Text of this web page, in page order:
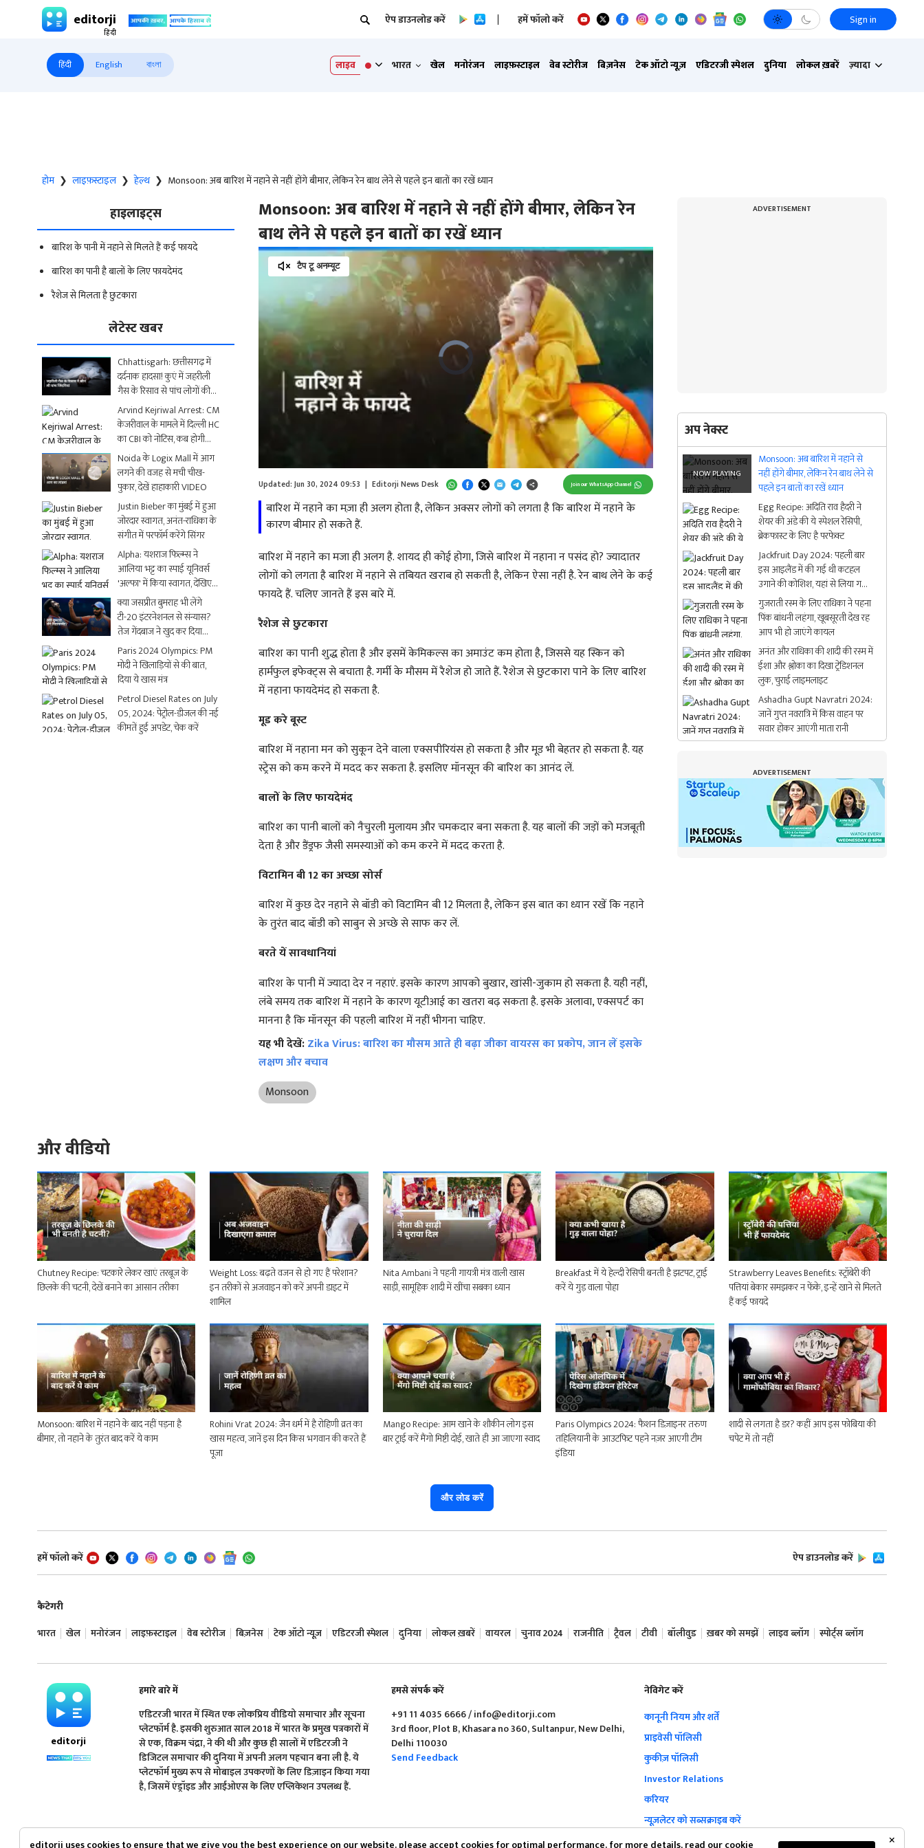
editorji ऐप डाउनलोड करें हमें फॉलो करें Sign in
हिंदी English বাংলা लाइव भारत खेल मनोरंजन लाइफ़स्टाइल वेब स्टोरीज बिज़नेस टेक ऑटो न्यूज़ एडिटरजी स्पेशल दुनिया लोकल ख़बरें ज़्यादा
होम ❯ लाइफ़स्टाइल ❯ हेल्थ ❯ Monsoon: अब बारिश में नहाने से नहीं होंगे बीमार, लेकिन रेन बाथ लेने से पहले इन बातों का रखें ध्यान
हाइलाइट्स
बारिश के पानी में नहाने से मिलते हैं कई फायदे
बारिश का पानी है बालों के लिए फायदेमंद
रैशेज से मिलता है छुटकारा
लेटेस्ट खबर
Chhattisgarh: छत्तीसगढ़ में
दर्दनाक हादसा! कुएं में जहरीली
गैस के रिसाव से पांच लोगों की
मौत
Arvind Kejriwal Arrest: CM
केजरीवाल के मामले में दिल्ली HC
का CBI को नोटिस, कब होगी
अगली सुनवाई?
Noida के Logix Mall में आग
लगने की वजह से मची चीख-
पुकार, देखें हाहाकारी VIDEO
Justin Bieber का मुंबई में हुआ
जोरदार स्वागत, अनंत-राधिका के
संगीत में परफॉर्म करेंगे सिंगर
Alpha: यशराज फिल्म्स ने
आलिया भट्ट का स्पाई यूनिवर्स
'अल्फा' में किया स्वागत, देखिए
धमाकेदार Video
क्या जसप्रीत बुमराह भी लेंगे
टी-20 इंटरनेशनल से संन्यास?
तेज गेंदबाज ने खुद कर दिया
क्लियर
Paris 2024 Olympics: PM
मोदी ने खिलाड़ियों से की बात,
दिया ये खास मंत्र
Petrol Diesel Rates on July
05, 2024: पेट्रोल-डीजल की नई
कीमतें हुईं अपडेट, चेक करें
Monsoon: अब बारिश में नहाने से नहीं होंगे बीमार, लेकिन रेन
बाथ लेने से पहले इन बातों का रखें ध्यान
बारिश में नहाने का मज़ा ही अलग होता है, लेकिन अक्सर लोगों को लगता है कि बारिश में नहाने के
कारण बीमार हो सकते हैं.
Updated: Jun 30, 2024 09:53 | Editorji News Desk Join our WhatsApp Channel
टैप टू अनम्यूट
Video
Player
बारिश में नहाने का मजा ही अलग है. शायद ही कोई होगा, जिसे बारिश में नहाना न पसंद हो? ज्यादातर
लोगों को लगता है बारिश में नहाने से तबियत खराब हो सकती है, लेकिन ऐसा नहीं है. रेन बाथ लेने के कई
फायदे हैं. चलिए जानते हैं इस बारे में.
रैशेज से छुटकारा
बारिश का पानी शुद्ध होता है और इसमें केमिकल्स का अमाउंट कम होता है, जिससे यह स्किन को
हार्मफुल इफेक्ट्स से बचाता है. गर्मी के मौसम में रैशेज हो जाते हैं. रैशेज से छुटकारा पाने के लिए बारिश
में नहाना फायदेमंद हो सकता है.
मूड करे बूस्ट
बारिश में नहाना मन को सुकून देने वाला एक्सपीरियंस हो सकता है और मूड भी बेहतर हो सकता है. यह
स्ट्रेस को कम करने में मदद कर सकता है. इसलिए मॉनसून की बारिश का आनंद लें.
बालों के लिए फायदेमंद
बारिश का पानी बालों को नैचुरली मुलायम और चमकदार बना सकता है. यह बालों की जड़ों को मजबूती
देता है और डैंड्रफ जैसी समस्याओं को कम करने में मदद करता है.
विटामिन बी 12 का अच्छा सोर्स
बारिश में कुछ देर नहाने से बॉडी को विटामिन बी 12 मिलता है, लेकिन इस बात का ध्यान रखें कि नहाने
के तुरंत बाद बॉडी को साबुन से अच्छे से साफ कर लें.
बरते यें सावधानियां
बारिश के पानी में ज्यादा देर न नहाएं. इसके कारण आपको बुखार, खांसी-जुकाम हो सकता है. यही नहीं,
लंबे समय तक बारिश में नहाने के कारण यूटीआई का खतरा बढ़ सकता है. इसके अलावा, एक्सपर्ट का
मानना है कि मॉनसून की पहली बारिश में नहीं भीगना चाहिए.
यह भी देखें:Zika Virus: बारिश का मौसम आते ही बढ़ा जीका वायरस का प्रकोप, जान लें इसके
लक्षण और बचाव
Monsoon
ADVERTISEMENT
अप नेक्स्ट
Monsoon: अब बारिश में नहाने से
नहीं होंगे बीमार, लेकिन रेन बाथ लेने से
पहले इन बातों का रखें ध्यान
Egg Recipe: अदिति राव हैदरी ने
शेयर की अंडे की ये स्पेशल रेसिपी,
ब्रेकफास्ट के लिए है परफेक्ट
Jackfruit Day 2024: पहली बार
इस आइलैंड में की गई थी कटहल
उगाने की कोशिश, यहां से लिया गया
फल का नाम
गुजराती रस्म के लिए राधिका ने पहना
पिंक बांधनी लहंगा, खूबसूरती देख रह
आप भी हो जाएंगे कायल
अनंत और राधिका की शादी की रस्म में
ईशा और श्लोका का दिखा ट्रेडिशनल
लुक, चुराई लाइमलाइट
Ashadha Gupt Navratri 2024:
जानें गुप्त नवरात्रि में किस वाहन पर
सवार होकर आएंगी माता रानी
ADVERTISEMENT
और वीडियो
Chutney Recipe: चटकारे लेकर खाएं तरबूज के
छिलके की चटनी, देखें बनाने का आसान तरीका
Weight Loss: बढ़ते वजन से हो गए हैं परेशान?
इन तरीकों से अजवाइन को करें अपनी डाइट में
शामिल
Nita Ambani ने पहनी गायत्री मंत्र वाली खास
साड़ी, सामूहिक शादी में खींचा सबका ध्यान
Breakfast में ये हेल्दी रेसिपी बनती है झटपट, ट्राई
करें ये गुड़ वाला पोहा
Strawberry Leaves Benefits: स्ट्रॉबेरी की
पत्तियां बेकार समझकर न फेंके, इन्हें खाने से मिलते
हैं कई फायदे
Monsoon: बारिश में नहाने के बाद नहीं पड़ना है
बीमार, तो नहाने के तुरंत बाद करें ये काम
Rohini Vrat 2024: जैन धर्म में है रोहिणी व्रत का
खास महत्व, जानें इस दिन किस भगवान की करते हैं
पूजा
Mango Recipe: आम खाने के शौकीन लोग इस
बार ट्राई करें मैंगो मिष्टी दोई, खाते ही आ जाएगा स्वाद
Paris Olympics 2024: फैशन डिज़ाइनर तरुण
तहिलियानी के आउटफिट पहने नज़र आएगी टीम
इंडिया
शादी से लगता है डर? कहीं आप इस फोबिया की
चपेट में तो नहीं
और लोड करें
हमें फॉलो करें ऐप डाउनलोड करें
कैटेगरी
भारत
खेल मनोरंजन लाइफ़स्टाइल वेब स्टोरीज बिज़नेस टेक ऑटो न्यूज़ एडिटरजी स्पेशल दुनिया लोकल ख़बरें वायरल चुनाव 2024 राजनीति ट्रैवल टीवी बॉलीवुड ख़बर को समझें लाइव ब्लॉग स्पोर्ट्स ब्लॉग
editorji
हमारे बारे में
एडिटरजी भारत में स्थित एक लोकप्रिय वीडियो समाचार और सूचना
प्लेटफॉर्म है. इसकी शुरुआत साल 2018 में भारत के प्रमुख पत्रकारों में
से एक, विक्रम चंद्रा, ने की थी और कुछ ही सालों में एडिटरजी ने
डिजिटल समाचार की दुनिया में अपनी अलग पहचान बना ली है. ये
प्लेटफॉर्म मुख्य रूप से मोबाइल उपकरणों के लिए डिज़ाइन किया गया
है, जिसमें एंड्रॉइड और आईओएस के लिए एप्लिकेशन उपलब्ध हैं.
हमसे संपर्क करें
+91 11 4035 6666 / info@editorji.com
3rd floor, Plot B, Khasara no 360, Sultanpur, New Delhi,
Delhi 110030
Send Feedback
नेविगेट करें
कानूनी नियम और शर्तें
प्राइवेसी पॉलिसी
कुकीज़ पॉलिसी
Investor Relations
करियर
न्यूज़लेटर को सब्सक्राइब करें
Complaint Redressal